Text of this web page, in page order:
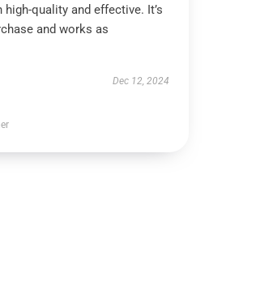
quality and effective. It’s
and works as
Dec 12, 2024